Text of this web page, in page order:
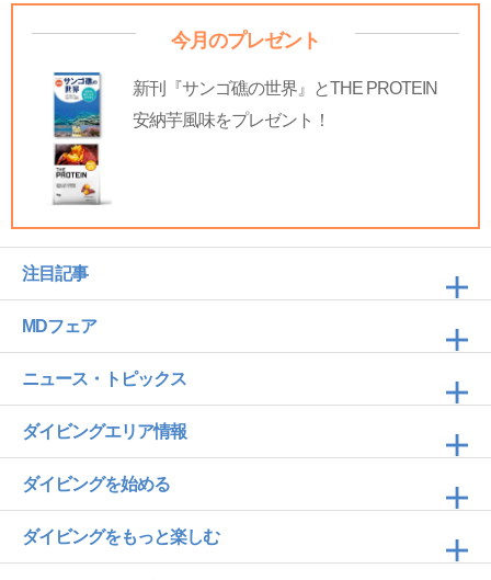
今月のプレゼント
新刊『サンゴ礁の世界』とTHE PROTEIN
安納芋風味をプレゼント！
注目記事
MDフェア
ニュース・トピックス
ダイビングエリア情報
ダイビングを始める
ダイビングをもっと楽しむ